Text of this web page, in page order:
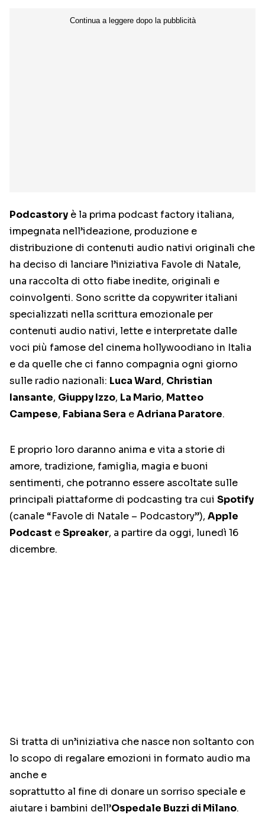
Podcastory è la prima podcast factory italiana,
impegnata nell’ideazione, produzione e
distribuzione di contenuti audio nativi originali che
ha deciso di lanciare l’iniziativa Favole di Natale,
una raccolta di otto fiabe inedite, originali e
coinvolgenti. Sono scritte da copywriter italiani
specializzati nella scrittura emozionale per
contenuti audio nativi, lette e interpretate dalle
voci più famose del cinema hollywoodiano in Italia
e da quelle che ci fanno compagnia ogni giorno
sulle radio nazionali: Luca Ward, Christian
Iansante, Giuppy Izzo, La Mario, Matteo
Campese, Fabiana Sera eAdriana Paratore.
E proprio loro daranno anima e vita a storie di
amore, tradizione, famiglia, magia e buoni
sentimenti, che potranno essere ascoltate sulle
principali piattaforme di podcasting tra cui Spotify
(canale “Favole di Natale – Podcastory”), Apple
Podcast eSpreaker, a partire da oggi, lunedì 16
dicembre.
Si tratta di un’iniziativa che nasce non soltanto con
lo scopo di regalare emozioni in formato audio ma
anche e
soprattutto al fine di donare un sorriso speciale e
aiutare i bambini dell’Ospedale Buzzi di Milano.